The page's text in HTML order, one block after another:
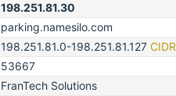
198.251.81.30
parking.namesilo.com
198.251.81.0-198.251.81.127 CIDR
53667
FranTech Solutions